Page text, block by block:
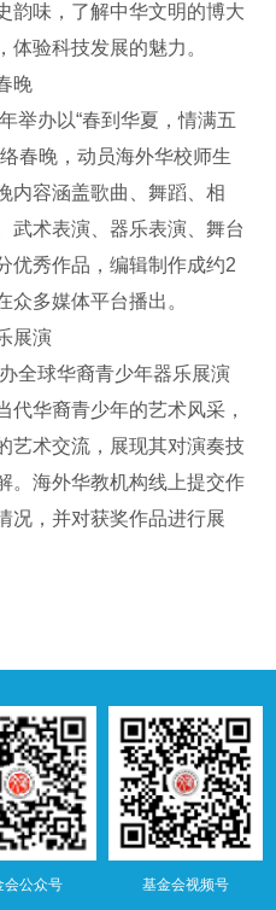
韵味，了解中华文明的博大
体验科技发展的魅力。
晚
举办以“春到华夏，情满五
春晚，动员海外华校师生
内容涵盖歌曲、舞蹈、相
武术表演、器乐表演、舞台
优秀作品，编辑制作成约2
众多媒体平台播出。
展演
全球华裔青少年器乐展演
代华裔青少年的艺术风采，
艺术交流，展现其对演奏技
。海外华教机构线上提交作
况，并对获奖作品进行展
基金会视频号
会公众号